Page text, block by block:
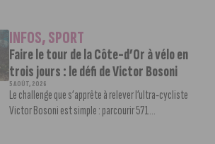
INFOS,SPORT
Faire le tour de la Côte-d’Or à vélo en
trois jours : le défi de Victor Bosoni
5 AOÛT, 2026
Le challenge que s’apprête à relever l’ultra-cycliste
Victor Bosoni est simple : parcourir 571...